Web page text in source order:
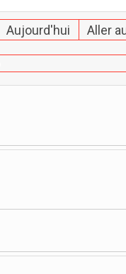
Aujourd'hui Aller